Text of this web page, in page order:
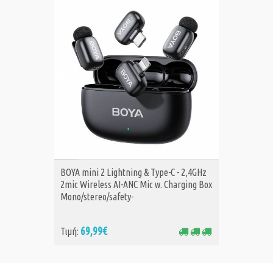
ΑΓΟΡΑ
BOYA mini 2 Lightning & Type-C - 2,4GHz
2mic Wireless AI-ANC Mic w. Charging Box
Mono/stereo/safety-
Τιμή: 69,99€